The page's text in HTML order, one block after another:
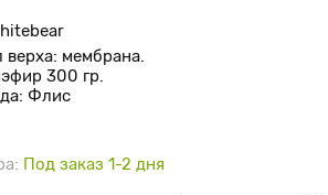
верха: мембрана.
300 гр.
Флис
Под заказ 1-2 дня